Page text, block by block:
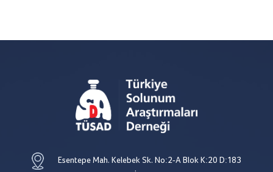
Esentepe Mah. Kelebek Sk. No:2-A Blok K:20 D:183